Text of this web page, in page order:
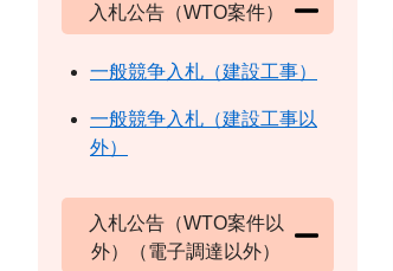
入札公告（WTO案件）
一般競争入札（建設工事）
一般競争入札（建設工事以
外）
入札公告（WTO案件以
外）（電子調達以外）